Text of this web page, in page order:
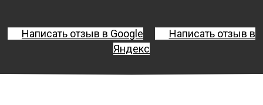
Написать отзыв в Google
Написать отзыв в
Яндекс